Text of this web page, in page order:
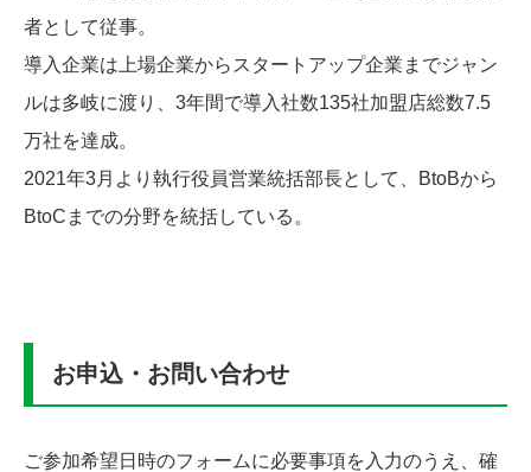
者として従事。
導入企業は上場企業からスタートアップ企業までジャン
ルは多岐に渡り、3年間で導入社数135社加盟店総数7.5
万社を達成。
2021年3月より執行役員営業統括部長として、BtoBから
BtoCまでの分野を統括している。
お申込・お問い合わせ
ご参加希望日時のフォームに必要事項を入力のうえ、確